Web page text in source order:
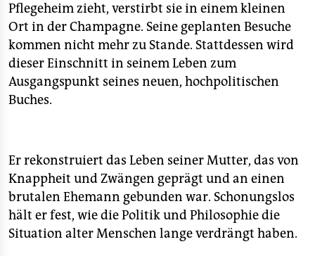
genossenschaft
epaper login
Pflegeheim zieht, verstirbt sie in einem kleinen
Ort in der Champagne. Seine geplanten Besuche
kommen nicht mehr zu Stande. Stattdessen wird
dieser Einschnitt in seinem Leben zum
Ausgangspunkt seines neuen, hochpolitischen
Buches.
Er rekonstruiert das Leben seiner Mutter, das von
Knappheit und Zwängen geprägt und an einen
brutalen Ehemann gebunden war. Schonungslos
hält er fest, wie die Politik und Philosophie die
Situation alter Menschen lange verdrängt haben.